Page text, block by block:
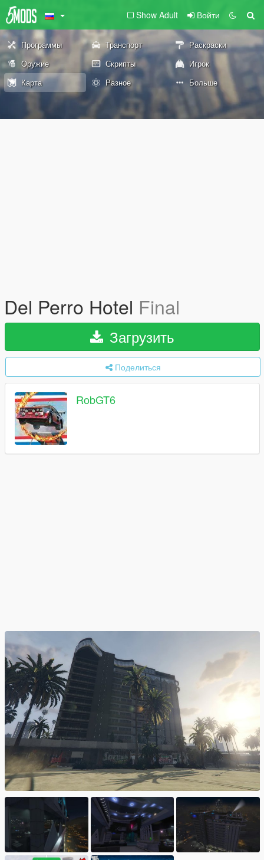
Show Adult Войти
Программы Транспорт
Раскраски
Оружие
Скрипты
Игрок
Карта
Разное Больше
Del Perro Hotel Final
Загрузить
Поделиться
RobGT6